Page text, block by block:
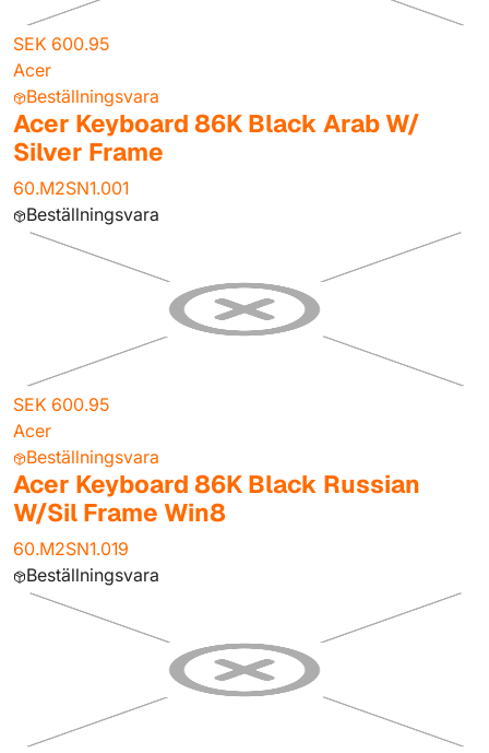
SEK 600.95
Acer
Beställningsvara
Acer Keyboard 86K Black Arab W/
Silver Frame
60.M2SN1.001
Beställningsvara
SEK 600.95
Acer
Beställningsvara
Acer Keyboard 86K Black Russian
W/Sil Frame Win8
60.M2SN1.019
Beställningsvara